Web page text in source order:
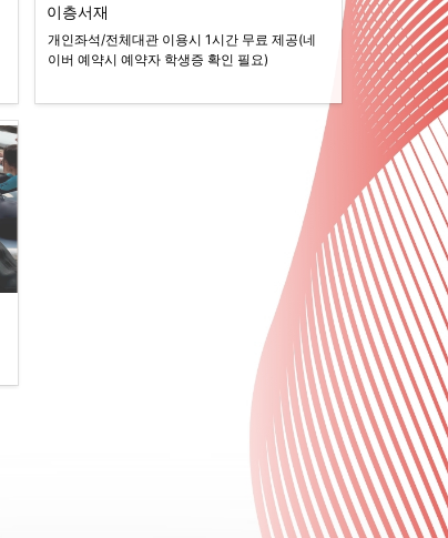
이층서재
개인좌석/전체대관 이용시 1시간 무료 제공(네
이버 예약시 예약자 학생증 확인 필요)